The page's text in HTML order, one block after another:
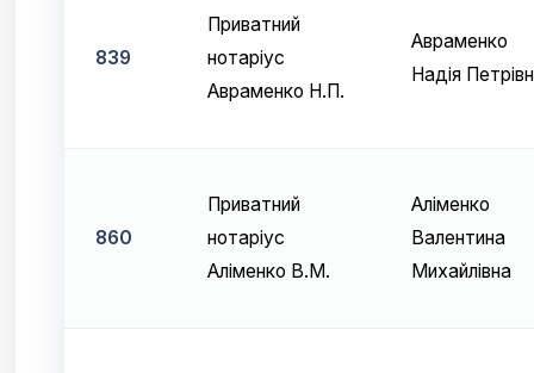
839
Приватний
нотаріус
Авраменко Н.П.
Авраменко
Надія
860
Приватний
нотаріус
Аліменко В.М.
Аліменко
Валентина
Михайлівна